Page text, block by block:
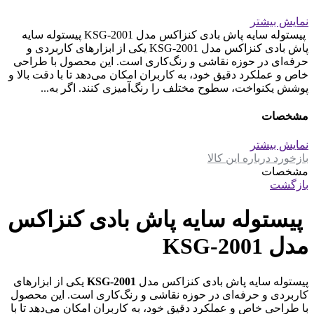
نمایش بیشتر
پیستوله سایه پاش بادی کنزاکس مدل KSG-2001 پیستوله سایه
پاش بادی کنزاکس مدل KSG-2001 یکی از ابزارهای کاربردی و
حرفه‌ای در حوزه نقاشی و رنگ‌کاری است. این محصول با طراحی
خاص و عملکرد دقیق خود، به کاربران امکان می‌دهد تا با دقت بالا و
پوشش یکنواخت، سطوح مختلف را رنگ‌آمیزی کنند. اگر به...
مشخصات
نمایش بیشتر
بازخورد درباره این کالا
مشخصات
بازگشت
پیستوله سایه پاش بادی کنزاکس
مدل KSG-2001
پیستوله سایه پاش بادی کنزاکس مدل KSG-2001 یکی از ابزارهای
کاربردی و حرفه‌ای در حوزه نقاشی و رنگ‌کاری است. این محصول
با طراحی خاص و عملکرد دقیق خود، به کاربران امکان می‌دهد تا با